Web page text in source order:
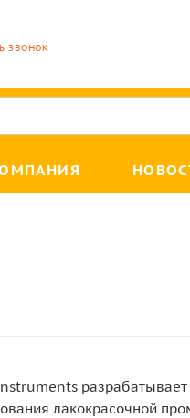
ЗВОНОК
лакокрасочной